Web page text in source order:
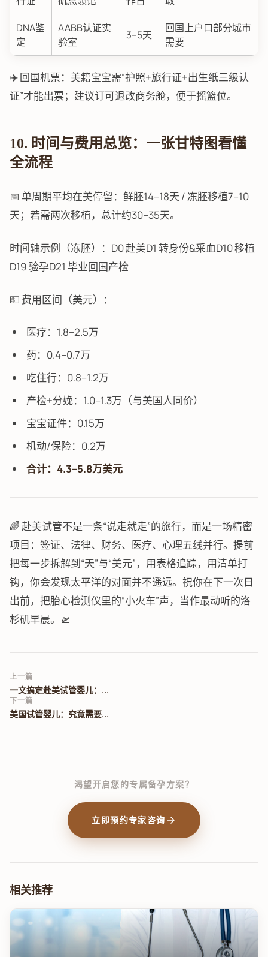
DNA鉴
定
AABB认证实
验室
3–5天
回国上户口部分城市
需要
✈️ 回国机票：美籍宝宝需“护照+旅行证+出生纸三级认
证”才能出票；建议订可退改商务舱，便于摇篮位。
10. 时间与费用总览：一张甘特图看懂
全流程
📅 单周期平均在美停留：鲜胚14–18天 / 冻胚移植7–10
天；若需两次移植，总计约30–35天。
时间轴示例（冻胚）：D0 赴美D1 转身份&采血D10 移植
D19 验孕D21 毕业回国产检
💵 费用区间（美元）：
医疗：1.8–2.5万
药：0.4–0.7万
吃住行：0.8–1.2万
产检+分娩：1.0–1.3万（与美国人同价）
宝宝证件：0.15万
机动/保险：0.2万
合计：4.3–5.8万美元
🌈 赴美试管不是一条“说走就走”的旅行，而是一场精密
项目：签证、法律、财务、医疗、心理五线并行。提前
把每一步拆解到“天”与“美元”，用表格追踪，用清单打
钩，你会发现太平洋的对面并不遥远。祝你在下一次日
出前，把胎心检测仪里的“小火车”声，当作最动听的洛
杉矶早晨。🛫
上一篇
一文搞定赴美试管婴儿：...
下一篇
美国试管婴儿：究竟需要...
渴望开启您的专属备孕方案？
立即预约专家咨询 arrow_forward
相关推荐